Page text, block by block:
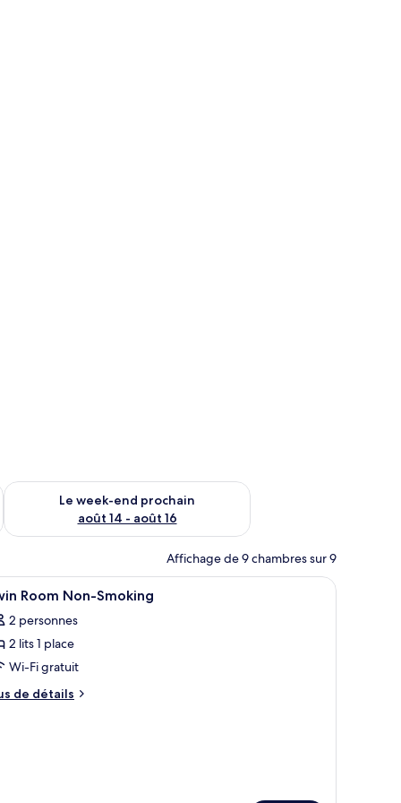
août 7 - août 9
Le week-end prochain
août 14 - août 16
Vérifier la disponibilité pour le week-end prochain août 14 -
Affichage de 9 chambres sur 9
une chaise, un bureau et une fenêtre donnant sur la ville.
Une chambre d’hôtel avec deux lits, une
10 Room Non-Smoking
2 personnes
2 lits 1 place
Wi-Fi gratuit
de détails